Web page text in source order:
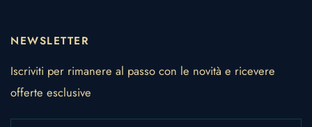
NEWSLETTER
Iscriviti per rimanere al passo con le novità e ricevere
offerte esclusive